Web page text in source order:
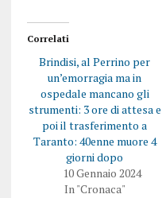
Correlati
Brindisi, al Perrino per
un’emorragia ma in
ospedale mancano gli
strumenti: 3 ore di attesa e
poi il trasferimento a
Taranto: 40enne muore 4
giorni dopo
10 Gennaio 2024
In "Cronaca"